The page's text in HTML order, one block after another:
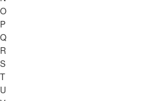
O
P
Q
R
S
T
U